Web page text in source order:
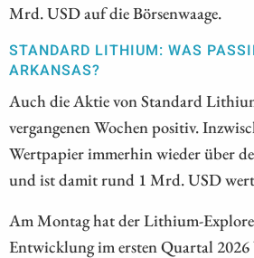
Mrd. USD auf die Börsenwaage.
STANDARD LITHIUM: WAS
ARKANSAS?
Auch die Aktie von Standard
vergangenen Wochen positiv.
Wertpapier immerhin wieder über
und ist damit rund 1 Mrd. USD
Am Montag hat der Lithium-
Entwicklung im ersten Quartal